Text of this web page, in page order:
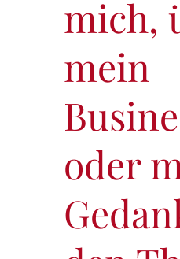
mich,
mein
oder